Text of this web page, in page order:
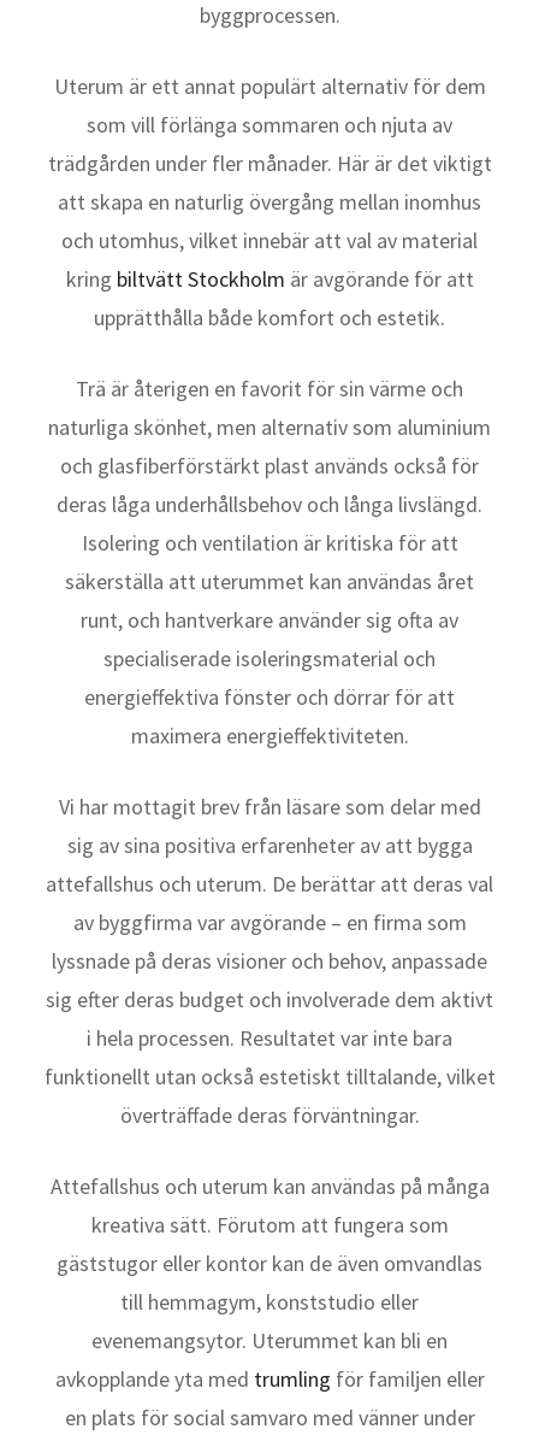
byggprocessen.
Uterum är ett annat populärt alternativ för dem
som vill förlänga sommaren och njuta av
trädgården under fler månader. Här är det viktigt
att skapa en naturlig övergång mellan inomhus
och utomhus, vilket innebär att val av material
kring biltvätt Stockholm är avgörande för att
upprätthålla både komfort och estetik.
Trä är återigen en favorit för sin värme och
naturliga skönhet, men alternativ som aluminium
och glasfiberförstärkt plast används också för
deras låga underhållsbehov och långa livslängd.
Isolering och ventilation är kritiska för att
säkerställa att uterummet kan användas året
runt, och hantverkare använder sig ofta av
specialiserade isoleringsmaterial och
energieffektiva fönster och dörrar för att
maximera energieffektiviteten.
Vi har mottagit brev från läsare som delar med
sig av sina positiva erfarenheter av att bygga
attefallshus och uterum. De berättar att deras val
av byggfirma var avgörande – en firma som
lyssnade på deras visioner och behov, anpassade
sig efter deras budget och involverade dem aktivt
i hela processen. Resultatet var inte bara
funktionellt utan också estetiskt tilltalande, vilket
överträffade deras förväntningar.
Attefallshus och uterum kan användas på många
kreativa sätt. Förutom att fungera som
gäststugor eller kontor kan de även omvandlas
till hemmagym, konststudio eller
evenemangsytor. Uterummet kan bli en
avkopplande yta med trumling för familjen eller
en plats för social samvaro med vänner under